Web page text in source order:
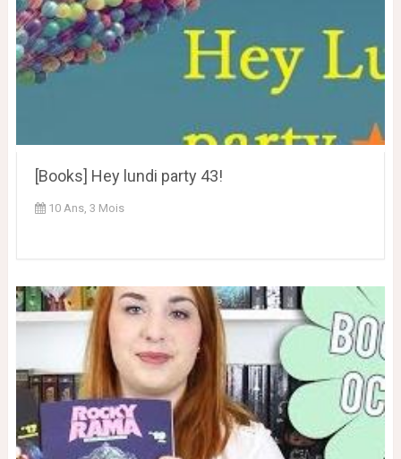
[Books] Hey lundi party 43!
10 Ans, 3 Mois